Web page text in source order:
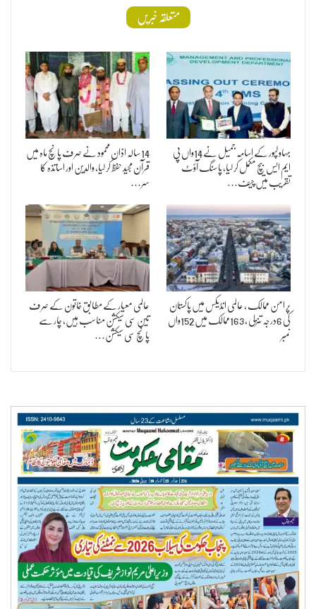
متعلقہ خبریں
بہاولپور کے اسامہ جمیل نے 14واں پی
ایم ایس بیچ مکمل کر لیا، پاسنگ آؤٹ
تقریب میں چیف…
14 سالہ اذان محمود نے صرف پانچ ماہ میں
قرآن مجید حفظ کر لیا، والدین اور اساتذہ کا
سر…
پر امن ممالک ، عالمی انڈیکس میں پاکستان
کی 6درجہ تنزلی ، 163ممالک میں 152واں
نمبر
عالمی معیار کے مطابق خاتون کے صرف
تین سی سیکشن مناسب ہیں، چار سے
پانچ سی سیکشن…